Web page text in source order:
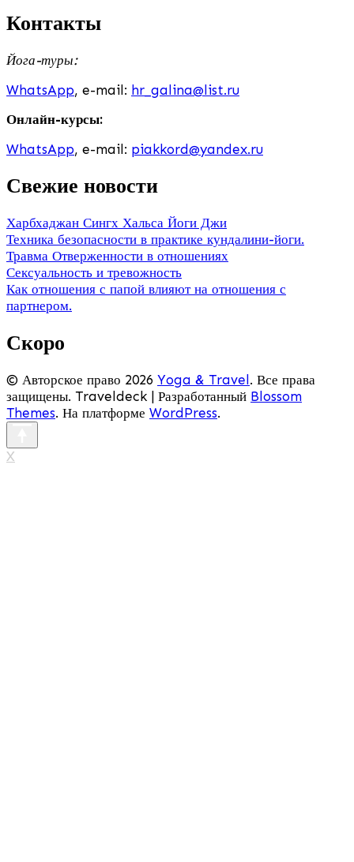
Контакты
Йога-туры:
WhatsApp, e-mail: hr_galina@list.ru
Онлайн-курсы:
WhatsApp, e-mail: piakkord@yandex.ru
Свежие новости
Харбхаджан Сингх Хальса Йоги Джи
Техника безопасности в практике кундалини-йоги.
Травма Отверженности в отношениях
Сексуальность и тревожность
Как отношения с папой влияют на отношения с
партнером.
Скоро
© Авторское право 2026 Yoga & Travel . Все права
защищены. Traveldeck | Разработанный Blossom
Themes. На платформе WordPress.
X